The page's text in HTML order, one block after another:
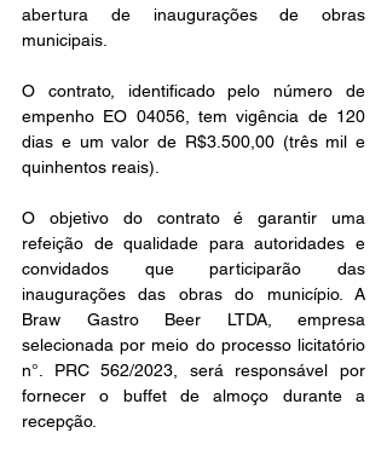
abertura de inaugurações de obras
municipais.
O contrato, identificado pelo número de
empenho EO 04056, tem vigência de 120
dias e um valor de R$3.500,00 (três mil e
quinhentos reais).
O objetivo do contrato é garantir uma
refeição de qualidade para autoridades e
convidados que participarão das
inaugurações das obras do município. A
Braw Gastro Beer LTDA, empresa
selecionada por meio do processo licitatório
n°. PRC 562/2023, será responsável por
fornecer o buffet de almoço durante a
recepção.